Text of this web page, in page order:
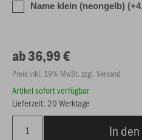
Name klein (neongelb)
ab 36,99 €
Preis inkl. 19% MwSt. zzgl. Versand
Artikel sofort verfügbar
Lieferzeit: 20 Werktage
In